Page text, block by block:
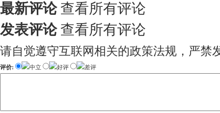
最新评论 查看所有评论
发表评论 查看所有评论
请自觉遵守互联网相关的政策法规，严禁
评价: 中立 好评 差评